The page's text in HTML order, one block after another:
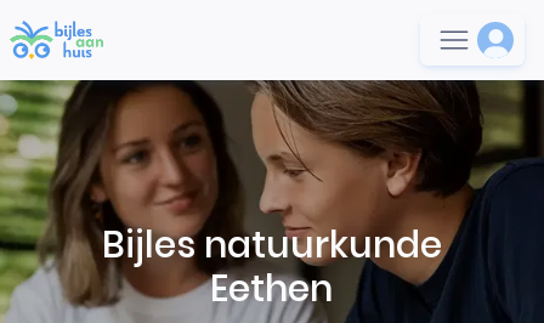
Bijles natuurkunde
Eethen